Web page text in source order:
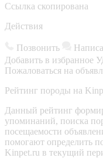
Ссылка скопирована
Действия
Позвонить
Добавить в избранное
Пожаловаться на
Рейтинг породы на
Данный рейтинг
упоминаний, поиска
посещаемости
помогают определить
Kinpet.ru в текущий